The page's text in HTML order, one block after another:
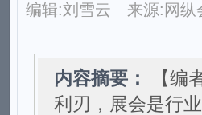
编辑:刘雪云 来源:网纵
内容摘要：
【编
利刃，展会是行